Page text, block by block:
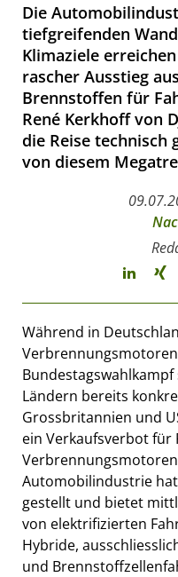
Die
tiefgreifenden
Klimaziele
rascher Ausstieg
Brennstoffen für
René Kerkhoff von
die Reise technisch
von diesem
Während in
Ländern bereits
Grossbritannien und
ein Verkaufsverbot für
Automobilindustrie
gestellt und bietet
von elektrifizierten
Hybride,
und